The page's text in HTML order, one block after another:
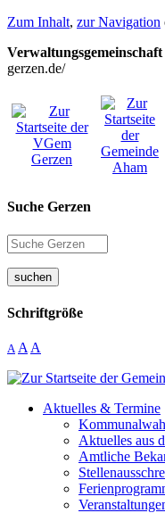
Zum Inhalt, zur Navigation
Verwaltungsgemeinschaft
gerzen.de/
Suche Gerzen
suchen
Schriftgröße
A A A
Aktuelles & Termine
Aktuelles aus
Amtliche